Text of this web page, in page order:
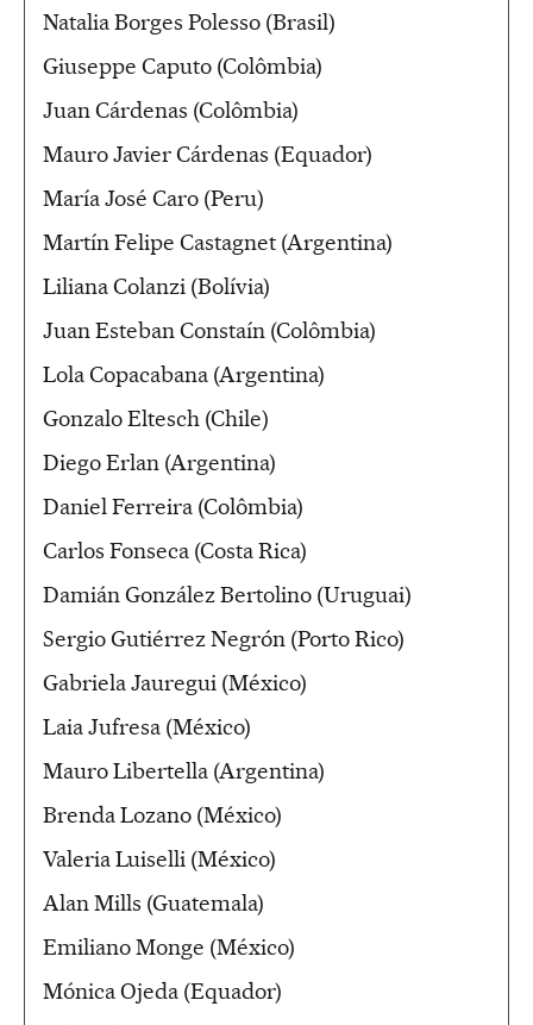
Natalia Borges Polesso (Brasil)
Giuseppe Caputo (Colômbia)
Juan Cárdenas (Colômbia)
Mauro Javier Cárdenas (Equador)
María José Caro (Peru)
Martín Felipe Castagnet (Argentina)
Liliana Colanzi (Bolívia)
Juan Esteban Constaín (Colômbia)
Lola Copacabana (Argentina)
Gonzalo Eltesch (Chile)
Diego Erlan (Argentina)
Daniel Ferreira (Colômbia)
Carlos Fonseca (Costa Rica)
Damián González Bertolino (Uruguai)
Sergio Gutiérrez Negrón (Porto Rico)
Gabriela Jauregui (México)
Laia Jufresa (México)
Mauro Libertella (Argentina)
Brenda Lozano (México)
Valeria Luiselli (México)
Alan Mills (Guatemala)
Emiliano Monge (México)
Mónica Ojeda (Equador)